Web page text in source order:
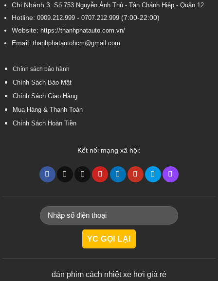
Chi Nhánh 3: Số 753Nguyễn Ảnh Thủ - Tân Chánh Hiệp - Quận 12
Hotline: 0909.212.999- 0707.212.999(7:00-22:00)
Website: https://thanhphatauto.com.vn/
Email: thanhphatautohcm@gmail.com
Chính sách bảo hành
Chính Sách Bảo Mật
Chính Sách Giao Hàng
Mua Hàng & Thanh Toán
Chính Sách Hoàn Tiền
Kết nối mạng xã hội:
dán phim cách nhiệt xe hơi giá rẻ